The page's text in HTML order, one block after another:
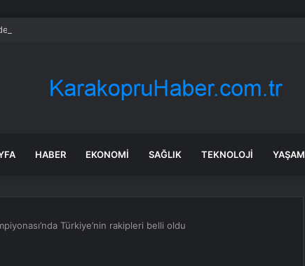
Kamyonet Kaza Yaptı: 2 Yaralı
HABER EKONOMI SAĞLIK TEKNOLOJI YAŞAM
Türkiye’nin rakipleri belli oldu